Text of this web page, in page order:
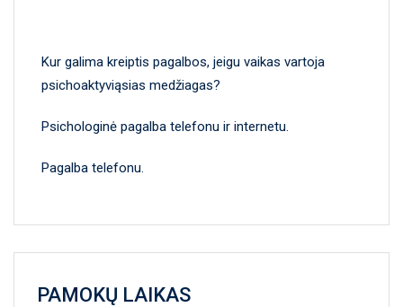
Kur galima kreiptis pagalbos, jeigu vaikas vartoja
psichoaktyviąsias medžiagas?
Psichologinė pagalba telefonu ir internetu.
Pagalba telefonu.
PAMOKŲ LAIKAS